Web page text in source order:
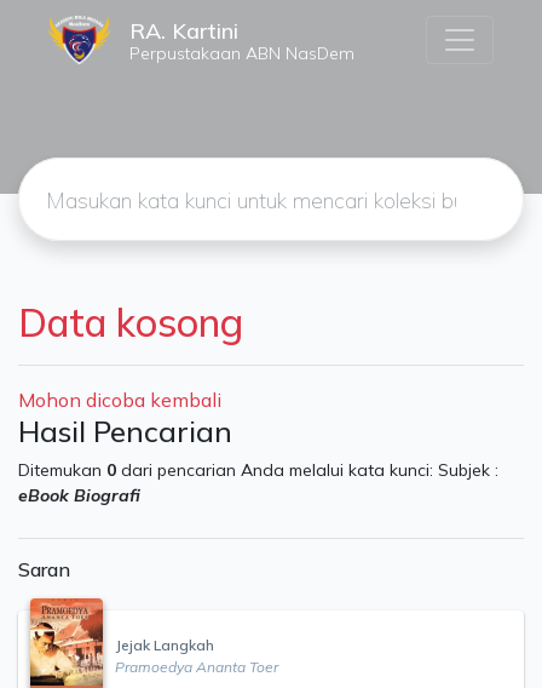
RA. Kartini
Perpustakaan ABN NasDem
Data kosong
Mohon dicoba kembali
Hasil Pencarian
Ditemukan 0 dari pencarian Anda melalui kata kunci: Subjek :
eBook Biografi
Saran
Jejak Langkah
Pramoedya Ananta Toer